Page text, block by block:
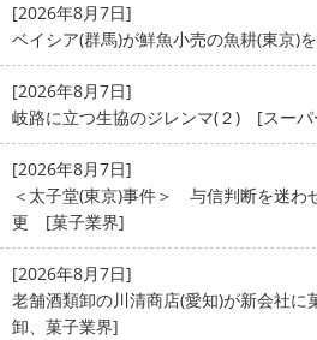
[2026年8月7日]
ベイシア(群馬)が鮮魚小売の魚耕(東京
[2026年8月7日]
岐路に立つ生協のジレンマ(２) [スーパ
[2026年8月7日]
＜太子堂(東京)事件＞ 与信判断を迷わ
更 [菓子業界]
[2026年8月7日]
老舗酒類卸の川清商店(愛知)が新会社
卸、菓子業界]